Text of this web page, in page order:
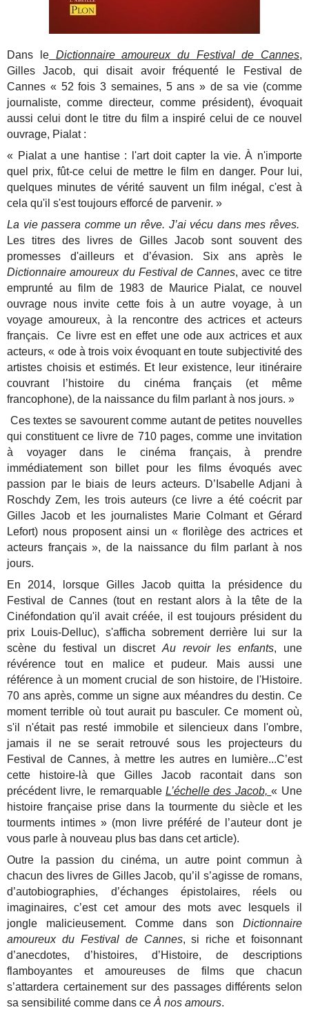
Dans le Dictionnaire amoureux du Festival de Cannes,
Gilles Jacob, qui disait avoir fréquenté le Festival de
Cannes « 52 fois 3 semaines, 5 ans » de sa vie (comme
journaliste, comme directeur, comme président), évoquait
aussi celui dont le titre du film a inspiré celui de ce nouvel
ouvrage, Pialat :
« Pialat a une hantise : l'art doit capter la vie. À n'importe
quel prix, fût-ce celui de mettre le film en danger. Pour lui,
quelques minutes de vérité sauvent un film inégal, c'est à
cela qu'il s'est toujours efforcé de parvenir. »
La vie passera comme un rêve. J’ai vécu dans mes rêves.
Les titres des livres de Gilles Jacob sont souvent des
promesses d'ailleurs et d’évasion. Six ans après le
Dictionnaire amoureux du Festival de Cannes, avec ce titre
emprunté au film de 1983 de Maurice Pialat, ce nouvel
ouvrage nous invite cette fois à un autre voyage, à un
voyage amoureux, à la rencontre des actrices et acteurs
français. Ce livre est en effet une ode aux actrices et aux
acteurs, « ode à trois voix évoquant en toute subjectivité des
artistes choisis et estimés. Et leur existence, leur itinéraire
couvrant l’histoire du cinéma français (et même
francophone), de la naissance du film parlant à nos jours. »
Ces textes se savourent comme autant de petites nouvelles
qui constituent ce livre de 710 pages, comme une invitation
à voyager dans le cinéma français, à prendre
immédiatement son billet pour les films évoqués avec
passion par le biais de leurs acteurs. D’Isabelle Adjani à
Roschdy Zem, les trois auteurs (ce livre a été coécrit par
Gilles Jacob et les journalistes Marie Colmant et Gérard
Lefort) nous proposent ainsi un « florilège des actrices et
acteurs français », de la naissance du film parlant à nos
jours.
En 2014, lorsque Gilles Jacob quitta la présidence du
Festival de Cannes (tout en restant alors à la tête de la
Cinéfondation qu'il avait créée, il est toujours président du
prix Louis-Delluc), s'afficha sobrement derrière lui sur la
scène du festival un discret Au revoir les enfants, une
révérence tout en malice et pudeur. Mais aussi une
référence à un moment crucial de son histoire, de l'Histoire.
70 ans après, comme un signe aux méandres du destin. Ce
moment terrible où tout aurait pu basculer. Ce moment où,
s'il n'était pas resté immobile et silencieux dans l'ombre,
jamais il ne se serait retrouvé sous les projecteurs du
Festival de Cannes, à mettre les autres en lumière...C’est
cette histoire-là que Gilles Jacob racontait dans son
précédent livre, le remarquable L’échelle des Jacob,« Une
histoire française prise dans la tourmente du siècle et les
tourments intimes » (mon livre préféré de l’auteur dont je
vous parle à nouveau plus bas dans cet article).
Outre la passion du cinéma, un autre point commun à
chacun des livres de Gilles Jacob, qu’il s’agisse de romans,
d’autobiographies, d’échanges épistolaires, réels ou
imaginaires, c’est cet amour des mots avec lesquels il
jongle malicieusement. Comme dans son Dictionnaire
amoureux du Festival de Cannes, si riche et foisonnant
d’anecdotes, d’histoires, d’Histoire, de descriptions
flamboyantes et amoureuses de films que chacun
s’attardera certainement sur des passages différents selon
sa sensibilité comme dans ceÀ nos amours.